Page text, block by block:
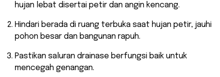
hujan lebat disertai petir dan angin kencang.
Hindari berada di ruang terbuka saat hujan petir, jauhi
pohon besar dan bangunan rapuh.
Pastikan saluran drainase berfungsi baik untuk
mencegah genangan.